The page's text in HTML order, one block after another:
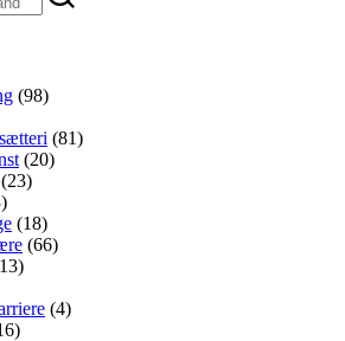
(98)
(81)
(20)
(18)
(66)
(4)